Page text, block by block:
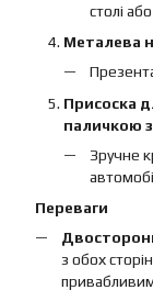
столі
Металева
Присоска
паличкою
Зручне
Переваги
з обох